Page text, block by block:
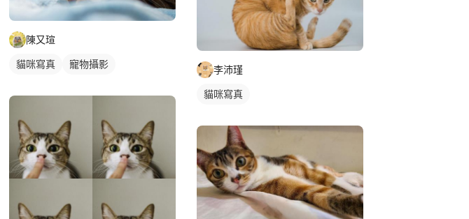
陳又瑄
貓咪寫真 寵物攝影 李沛瑾
貓咪寫真